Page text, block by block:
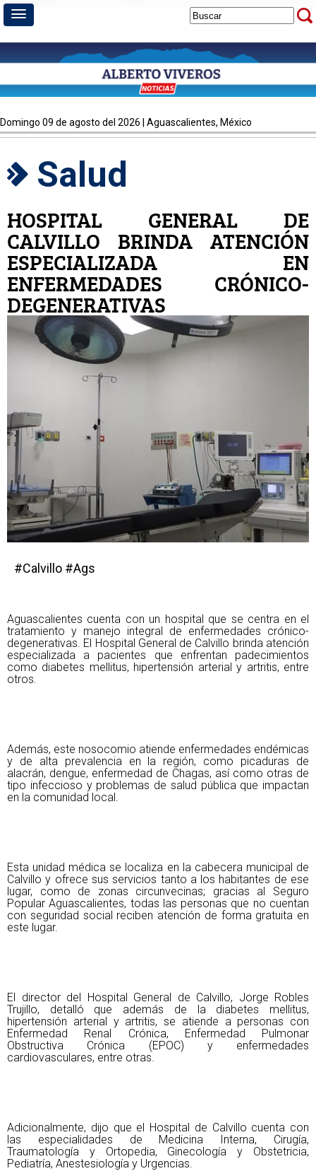
domingo 09 de agosto del 2026 | Aguascalientes, México
Salud
HOSPITAL GENERAL DE
CALVILLO BRINDA ATENCIÓN
ESPECIALIZADA EN
ENFERMEDADES CRÓNICO-
DEGENERATIVAS
#Calvillo #Ags
Aguascalientes cuenta con un hospital que se centra en el
tratamiento y manejo integral de enfermedades crónico-
degenerativas. El Hospital General de Calvillo brinda atención
especializada a pacientes que enfrentan padecimientos
como diabetes mellitus, hipertensión arterial y artritis, entre
otros.
Además, este nosocomio atiende enfermedades endémicas
y de alta prevalencia en la región, como picaduras de
alacrán, dengue, enfermedad de Chagas, así como otras de
tipo infeccioso y problemas de salud pública que impactan
en la comunidad local.
Esta unidad médica se localiza en la cabecera municipal de
Calvillo y ofrece sus servicios tanto a los habitantes de ese
lugar, como de zonas circunvecinas; gracias al Seguro
Popular Aguascalientes, todas las personas que no cuentan
con seguridad social reciben atención de forma gratuita en
este lugar.
El director del Hospital General de Calvillo, Jorge Robles
Trujillo, detalló que además de la diabetes mellitus,
hipertensión arterial y artritis, se atiende a personas con
Enfermedad Renal Crónica, Enfermedad Pulmonar
Obstructiva Crónica (EPOC) y enfermedades
cardiovasculares, entre otras.
Adicionalmente, dijo que el Hospital de Calvillo cuenta con
las especialidades de Medicina Interna, Cirugía,
Traumatología y Ortopedia, Ginecología y Obstetricia,
Pediatría, Anestesiología y Urgencias.